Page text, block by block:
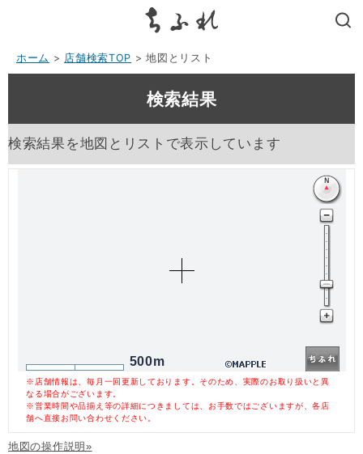
ホーム > 店舗検索TOP > 地図とリスト
検索結果
検索結果を地図とリストで表示しています
500m
※店舗情報は、毎月一回更新しております。そのため、実際のお取り扱いと異
なる場合がございます。
※営業時間や品揃え等の詳細につきましては、お手数ではございますが、各店
舗へ直接お問い合わせください。
地図の操作説明»